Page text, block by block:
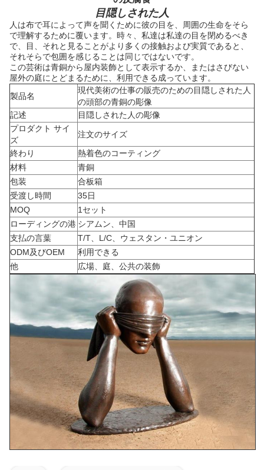
目隠しされた人
人は布で耳によって声を聞くために彼の目を、周囲の生命をそら
で理解するために覆います。時々、私達は私達の目を閉めるべき
で、目、それと見ることがより多くの接触および実質であると、
それそらで包囲を感じることは同じではないです。
この芸術は青銅から屋内装飾として表示するか、またはさびない
屋外の庭にとどまるために、利用できる成っています。
製品名
現代美術の仕事の販売のための目隠しされた人
の頭部の青銅の彫像
記述
目隠しされた人の彫像
プロダクト サイ
ズ
注文のサイズ
終わり
熱着色のコーティング
材料
青銅
包装
合板箱
受渡し時間
35日
MOQ
1セット
ローディングの港 シアムン、中国
支払の言葉
T/T、L/C、ウェスタン・ユニオン
ODM及びOEM
利用できる
他
広場、庭、公共の装飾